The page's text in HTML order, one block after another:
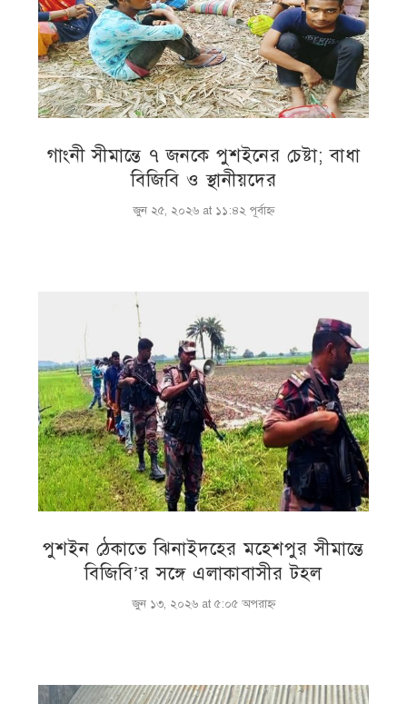
গাংনী সীমান্তে ৭ জনকে পুশইনের চেষ্টা; বাধা
বিজিবি ও স্থানীয়দের
জুন ২৫, ২০২৬ at ১১:৪২ পূর্বাহ্ণ
পুশইন ঠেকাতে ঝিনাইদহের মহেশপুর সীমান্তে
বিজিবি’র সঙ্গে এলাকাবাসীর টহল
জুন ১৩, ২০২৬ at ৫:০৫ অপরাহ্ণ